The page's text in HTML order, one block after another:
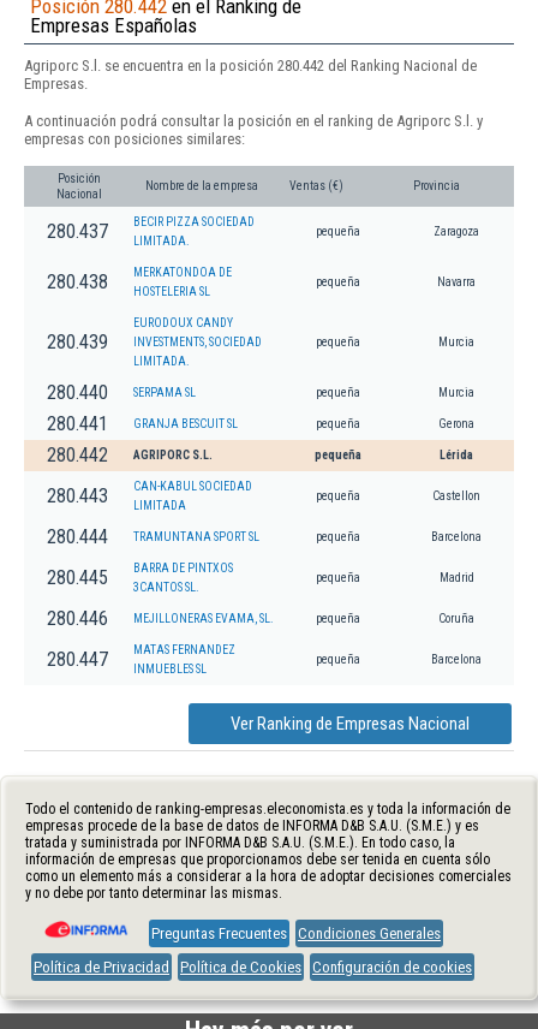
Posición 280.442 en el Ranking de
Empresas Españolas
Agriporc S.l. se encuentra en la posición 280.442 del Ranking Nacional de
Empresas.
A continuación podrá consultar la posición en el ranking de Agriporc S.l. y
empresas con posiciones similares:
Posición
Nacional
Nombre de la empresa Ventas (€) Provincia
280.437
BECIR PIZZA SOCIEDAD
LIMITADA.
pequeña Zaragoza
280.438
MERKATONDOA DE
HOSTELERIA SL
pequeña Navarra
280.439
EURODOUX CANDY
INVESTMENTS, SOCIEDAD
LIMITADA.
pequeña Murcia
280.440 SERPAMA SL pequeña Murcia
280.441 GRANJA BESCUIT SL pequeña Gerona
280.442 AGRIPORC S.L. pequeña Lérida
280.443
CAN-KABUL SOCIEDAD
LIMITADA
pequeña Castellon
280.444 TRAMUNTANA SPORT SL pequeña Barcelona
280.445
BARRA DE PINTXOS
3CANTOS SL.
pequeña Madrid
280.446 MEJILLONERAS EVAMA, SL. pequeña Coruña
280.447
MATAS FERNANDEZ
INMUEBLES SL
pequeña Barcelona
Ver Ranking de Empresas Nacional
Todo el contenido de ranking-empresas.eleconomista.es y toda la información de
empresas procede de la base de datos de INFORMA D&B S.A.U. (S.M.E.) y es
tratada y suministrada por INFORMA D&B S.A.U. (S.M.E.). En todo caso, la
información de empresas que proporcionamos debe ser tenida en cuenta sólo
como un elemento más a considerar a la hora de adoptar decisiones comerciales
y no debe por tanto determinar las mismas.
Preguntas Frecuentes Condiciones Generales
Política de Privacidad
Política de Cookies Configuración de cookies